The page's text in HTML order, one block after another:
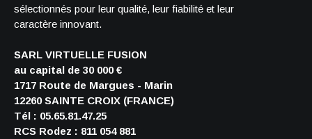
sélectionnés pour leur qualité, leur fiabilité et leur
caractère innovant.
SARL VIRTUELLE FUSION
au capital de 30 000 €
1717 Route de Margues - Marin
12260 SAINTE CROIX (FRANCE)
Tél : 05.65.81.47.25
RCS Rodez : 811 054 881